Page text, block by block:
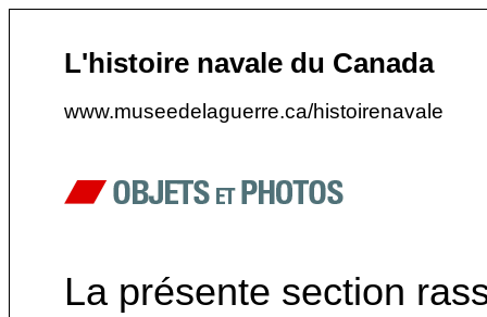
L'histoire navale du Canada
www.museedelaguerre.ca/histoirenavale
La présente section